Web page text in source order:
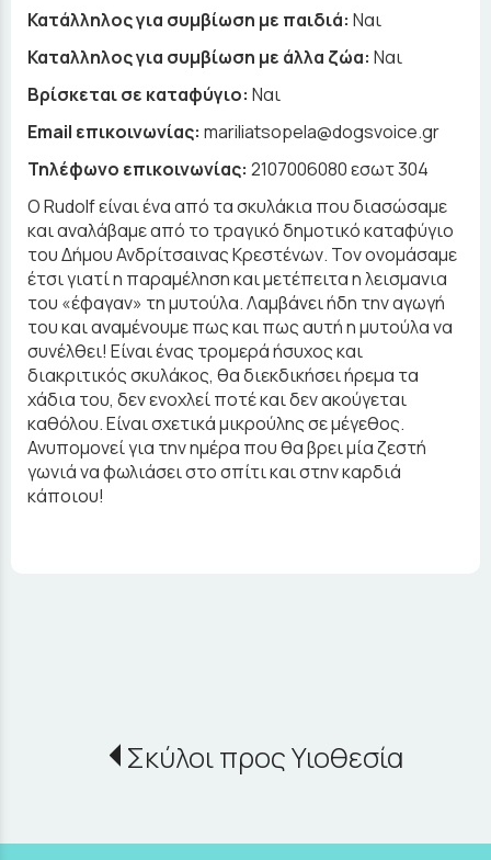
Κατάλληλος για συμβίωση με παιδιά: Ναι
Καταλληλος για συμβίωση με άλλα ζώα: Ναι
Βρίσκεται σε καταφύγιο: Ναι
Email επικοινωνίας: mariliatsopela@dogsvoice.gr
Τηλέφωνο επικοινωνίας: 2107006080 εσωτ 304
Ο Rudolf είναι ένα από τα σκυλάκια που διασώσαμε
και αναλάβαμε από το τραγικό δημοτικό καταφύγιο
του Δήμου Ανδρίτσαινας Κρεστένων. Τον ονομάσαμε
έτσι γιατί η παραμέληση και μετέπειτα η λεισμανια
του «έφαγαν» τη μυτούλα. Λαμβάνει ήδη την αγωγή
του και αναμένουμε πως και πως αυτή η μυτούλα να
συνέλθει! Είναι ένας τρομερά ήσυχος και
διακριτικός σκυλάκος, θα διεκδικήσει ήρεμα τα
χάδια του, δεν ενοχλεί ποτέ και δεν ακούγεται
καθόλου. Είναι σχετικά μικρούλης σε μέγεθος.
Ανυπομονεί για την ημέρα που θα βρει μία ζεστή
γωνιά να φωλιάσει στο σπίτι και στην καρδιά
κάποιου!
Σκύλοι προς Υιοθεσία